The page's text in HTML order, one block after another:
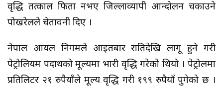
वृद्धि तत्काल फिर्ता नभए जिल्लाव्यापी आन्दोलन चर्काउने
पोखरेलले चेतावनी दिए ।
नेपाल आयल निगमले आइतबार रातिदेखि लागू हुने गरी
पेट्रोलियम पदार्थको मूल्यमा भारी वृद्धि गरेको थियो । पेट्रोलमा
प्रतिलिटर २१ रुपैयाँले मूल्य वृद्धि गरी १९९ रुपैयाँ पुगेको छ ।